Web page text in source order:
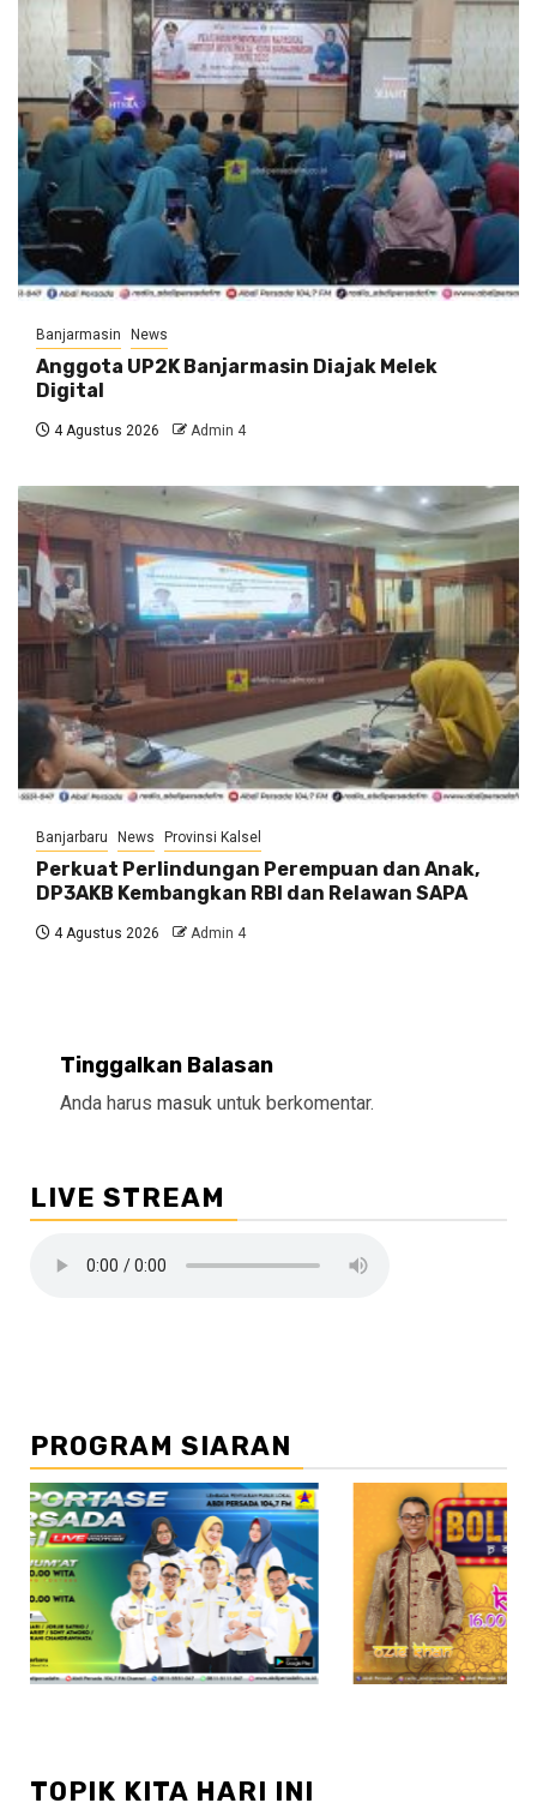
Banjarmasin News
Anggota UP2K Banjarmasin Diajak Melek
Digital
4 Agustus 2026 Admin 4
Banjarbaru News Provinsi Kalsel
Perkuat Perlindungan Perempuan dan Anak,
DP3AKB Kembangkan RBI dan Relawan SAPA
4 Agustus 2026 Admin 4
Tinggalkan Balasan
Anda harus masuk untuk berkomentar.
LIVE STREAM
PROGRAM SIARAN
//2
TOPIK KITA HARI INI